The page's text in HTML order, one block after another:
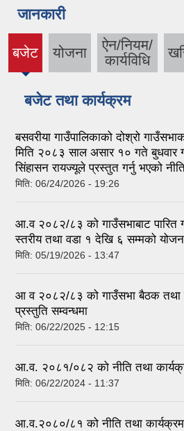
जानकारी
बजेट
(active
tab)
योजना
ऐन/नियम/
कार्यविधि
बजेट तथा कार्यक्रम
बसवरीया गाउँपालिकाको दोश्रो
मिति २०८३ साल असार १० गते बुधवार
सिंहासन रायज्यूले प्रस्तुत गर्नु भएको
मिति: 06/24/2026 - 19:26
आ.व २०८२/८३ को गाउँसभाबाट पारित
स्तरीय तथा वडा १ देखि ६ सम्मको
मिति: 05/19/2026 - 13:47
आ व २०८२/८३ को गाउँसभा बैठक तथा
प्रस्तुति सम्वन्धमा
मिति: 06/22/2025 - 12:15
आ.व. २०८१/०८२ को नीति तथा
मिति: 06/22/2024 - 11:37
आ.व.२०८०/८१ को नीति तथा कार्यक्रम